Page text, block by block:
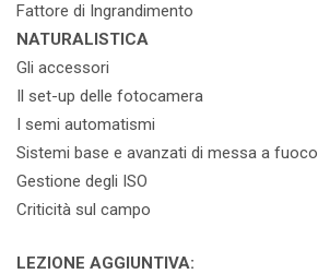
Fattore di Ingrandimento
NATURALISTICA
Gli accessori
Il set-up delle fotocamera
I semi automatismi
Sistemi base e avanzati di messa a fuoco
Gestione degli ISO
Criticità sul campo
LEZIONE AGGIUNTIVA: